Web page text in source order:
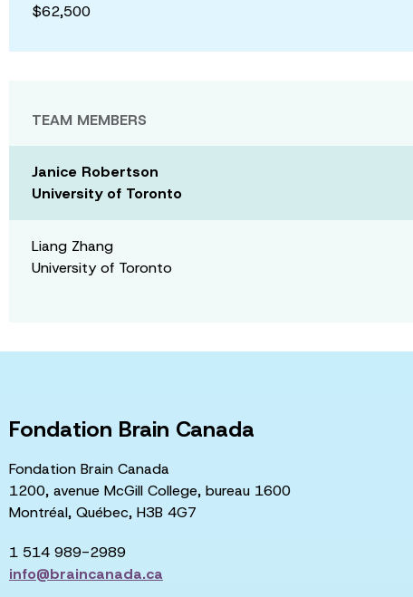
$62,500
TEAM MEMBERS
Janice Robertson
University of Toronto
Liang Zhang
University of Toronto
Fondation Brain Canada
Fondation Brain Canada
1200, avenue McGill College, bureau 1600
Montréal, Québec, H3B 4G7
1 514 989-2989
info@braincanada.ca